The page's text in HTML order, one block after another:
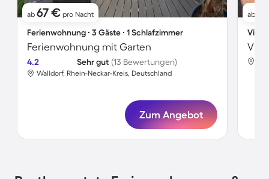
ab 67 € pro Nacht
Ferienwohnung ∙ 3 Gäste ∙ 1 Schlafzimmer
Ferienwohnung mit Garten
4.2 Sehr gut (13 Bewertungen)
Walldorf, Rhein-Neckar-Kreis, Deutschland
Zum Angebot
ab
Villa